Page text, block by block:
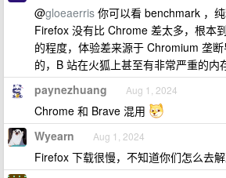
@gloeaerris 你可以看 benchmark ，纯
Firefox 没有比 Chrome 差太多，根本
的程度，体验差来源于 Chromium 垄
的，B 站在火狐上甚至有非常严重的内
paynezhuang Aug 1, 2024
Chrome 和 Brave 混用
Wyearn Aug 1, 2024
Firefox 下载很慢，不知道你们怎么去解